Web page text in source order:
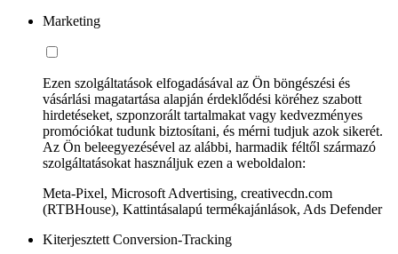
Marketing
Ezen szolgáltatások elfogadásával az Ön böngészési és
vásárlási magatartása alapján érdeklődési köréhez szabott
hirdetéseket, szponzorált tartalmakat vagy kedvezményes
promóciókat tudunk biztosítani, és mérni tudjuk azok sikerét.
Az Ön beleegyezésével az alábbi, harmadik féltől származó
szolgáltatásokat használjuk ezen a weboldalon:
Meta-Pixel, Microsoft Advertising, creativecdn.com
(RTBHouse), Kattintásalapú termékajánlások, Ads Defender
Kiterjesztett Conversion-Tracking